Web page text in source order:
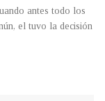
antes todo los
el tuvo la decisión